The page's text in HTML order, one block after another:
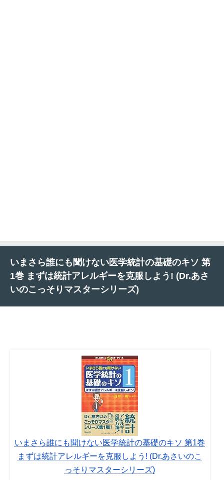
いまさら誰にも聞けない医学統計の基礎のキソ 第
1巻 まずは統計アレルギーを克服しよう! (Dr.あさ
いのこっそりマスターシリーズ)
いまさら誰にも聞けない医学統計の基礎のキソ 第1巻
まずは統計アレルギーを克服しよう! (Dr.あさいのこ
っそりマスターシリーズ)